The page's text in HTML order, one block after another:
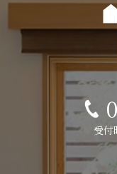
受付